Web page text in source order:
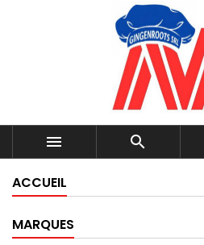
 
ACCUEIL
MARQUES